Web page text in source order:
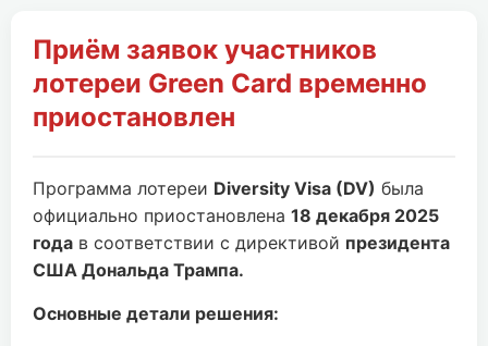
Приём заявок участников
лотереи Green Card временно
приостановлен
Программа лотереи Diversity Visa (DV) была
официально приостановлена 18 декабря 2025
года в соответствии с директивой президента
США Дональда Трампа.
Основные детали решения: